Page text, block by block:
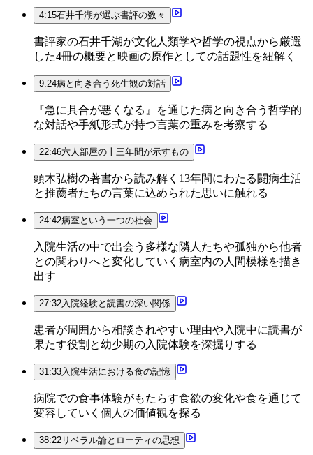
4:15石井千湖が選ぶ書評の数々
書評家の石井千湖が文化人類学や哲学の視点から厳選
した4冊の概要と映画の原作としての話題性を紐解く
9:24病と向き合う死生観の対話
『急に具合が悪くなる』を通じた病と向き合う哲学的
な対話や手紙形式が持つ言葉の重みを考察する
22:46六人部屋の十三年間が示すもの
頭木弘樹の著書から読み解く13年間にわたる闘病生活
と推薦者たちの言葉に込められた思いに触れる
24:42病室という一つの社会
入院生活の中で出会う多様な隣人たちや孤独から他者
との関わりへと変化していく病室内の人間模様を描き
出す
27:32入院経験と読書の深い関係
患者が周囲から相談されやすい理由や入院中に読書が
果たす役割と幼少期の入院体験を深掘りする
31:33入院生活における食の記憶
病院での食事体験がもたらす食欲の変化や食を通じて
変容していく個人の価値観を探る
38:22 リベラル論とローティの思想